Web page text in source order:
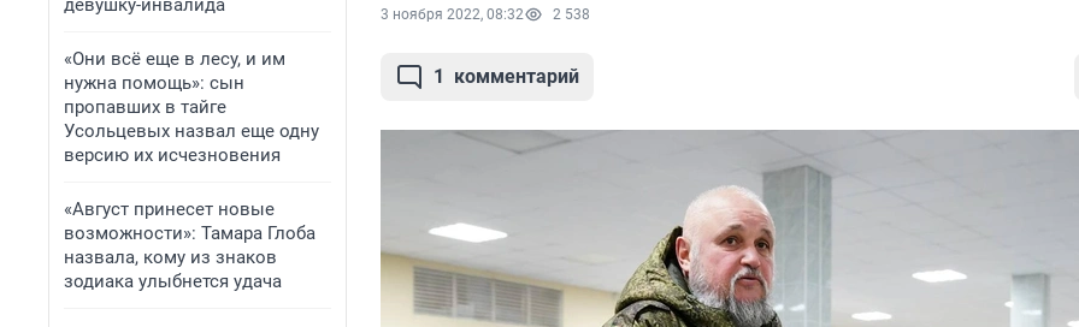
девушку-инвалида
«Они всё еще в лесу, и им
нужна помощь»: сын
пропавших в тайге
Усольцевых назвал еще одну
версию их исчезновения
«Август принесет новые
возможности»: Тамара Глоба
назвала, кому из знаков
зодиака улыбнется удача
3 ноября 2022, 08:32 2 538
1 комментарий